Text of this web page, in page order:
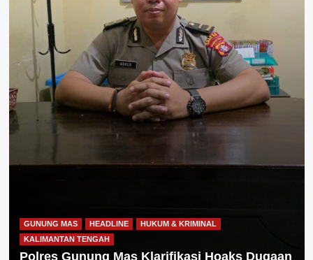
GUNUNG MAS HEADLINE
HUKUM & KRIMINAL
KALIMANTAN TENGAH
Polres Gunung Mas Klarifikasi Hoaks Dugaan